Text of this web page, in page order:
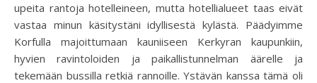
upeita rantoja hotelleineen, mutta hotellialueet taas eivät
vastaa minun käsitystäni idyllisestä kylästä. Päädyimme
Korfulla majoittumaan kauniiseen Kerkyran kaupunkiin,
hyvien ravintoloiden ja paikallistunnelman äärelle ja
tekemään bussilla retkiä rannoille. Ystävän kanssa tämä oli